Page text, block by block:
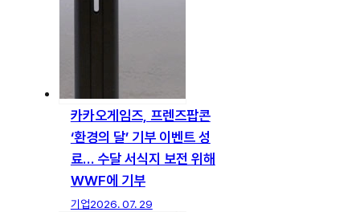
카카오게임즈, 프렌즈팝콘
‘환경의 달’ 기부 이벤트 성
료… 수달 서식지 보전 위해
WWF에 기부
기업2026. 07. 29